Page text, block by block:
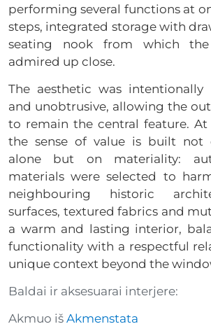
performing several functions at
steps, integrated storage with
seating nook from which
admired up close.
The aesthetic was intentionally
and unobtrusive, allowing the
to remain the central feature.
the sense of value is built not
alone but on materiality:
materials were selected to
neighbouring historic
surfaces, textured fabrics and
a warm and lasting interior,
functionality with a respectful
unique context beyond the
Baldai ir aksesuarai interjere:
Akmuo iš Akmenstata